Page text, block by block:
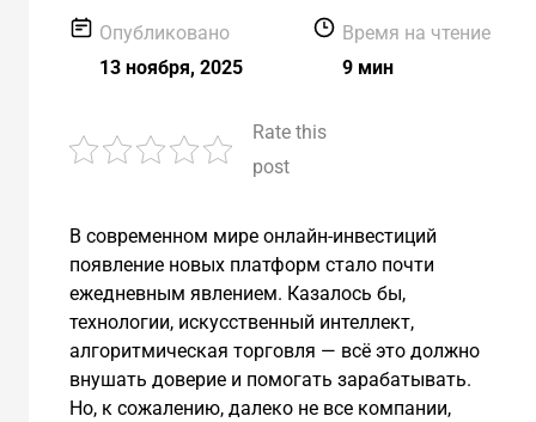
Опубликовано
13 ноября, 2025
Время на чтение
9 мин
Rate this
post
В современном мире онлайн-инвестиций
появление новых платформ стало почти
ежедневным явлением. Казалось бы,
технологии, искусственный интеллект,
алгоритмическая торговля — всё это должно
внушать доверие и помогать зарабатывать.
Но, к сожалению, далеко не все компании,